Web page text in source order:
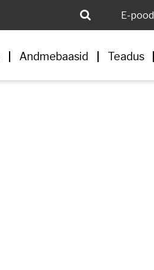
E-pood
Andmebaasid Teadus